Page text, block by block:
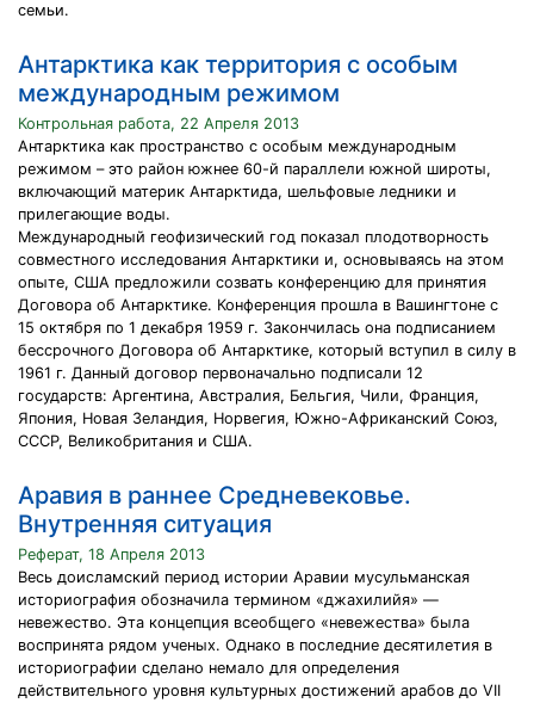
семьи.
Антарктика как территория с особым
международным режимом
Контрольная работа, 22 Апреля 2013
Антарктика как пространство с особым международным
режимом – это район южнее 60-й параллели южной широты,
включающий материк Антарктида, шельфовые ледники и
прилегающие воды.
Международный геофизический год показал плодотворность
совместного исследования Антарктики и, основываясь на этом
опыте, США предложили созвать конференцию для принятия
Договора об Антарктике. Конференция прошла в Вашингтоне с
15 октября по 1 декабря 1959 г. Закончилась она подписанием
бессрочного Договора об Антарктике, который вступил в силу в
1961 г. Данный договор первоначально подписали 12
государств: Аргентина, Австралия, Бельгия, Чили, Франция,
Япония, Новая Зеландия, Норвегия, Южно-Африканский Союз,
СССР, Великобритания и США.
Аравия в раннее Средневековье.
Внутренняя ситуация
Реферат, 18 Апреля 2013
Весь доисламский период истории Аравии мусульманская
историография обозначила термином «джахилийя» —
невежество. Эта концепция всеобщего «невежества» была
воспринята рядом ученых. Однако в последние десятилетия в
историографии сделано немало для определения
действительного уровня культурных достижений арабов до VII